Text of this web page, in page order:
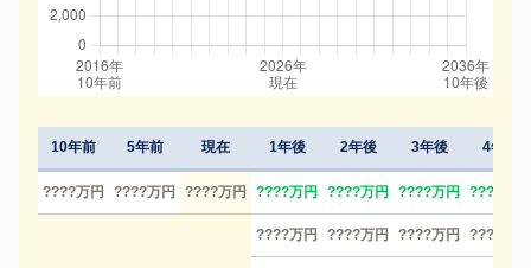
10年前 5年前 現在
????万円 ????万円 ????万円
1年後 2年後 3年後 4年後
????万円 ????万円 ????万円 ????万円
????万円 ????万円 ????万円 ????万円